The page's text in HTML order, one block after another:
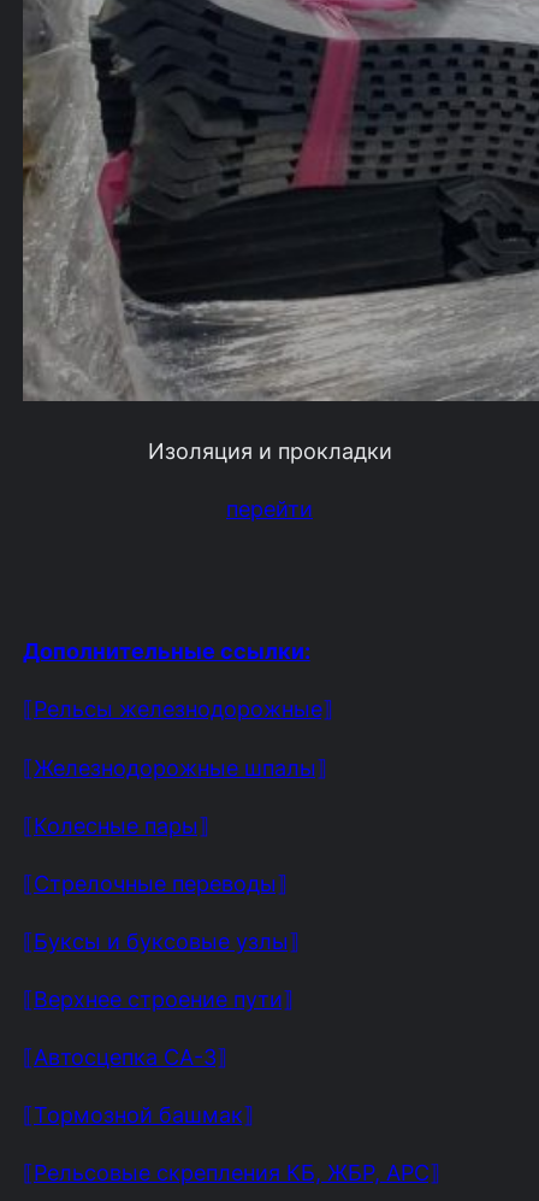
Изоляция и прокладки
перейти
Дополнительные ссылки:
⟦Рельсы железнодорожные⟧
⟦Железнодорожные шпалы⟧
⟦Колесные пары⟧
⟦Стрелочные переводы⟧
⟦Буксы и буксовые узлы⟧
⟦Верхнее строение пути⟧
⟦Автосцепка СА-3⟧
⟦Тормозной башмак⟧
⟦Рельсовые скрепления КБ, ЖБР, АРС⟧